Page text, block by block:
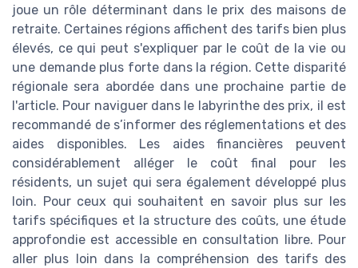
joue un rôle déterminant dans le prix des maisons de
retraite. Certaines régions affichent des tarifs bien plus
élevés, ce qui peut s'expliquer par le coût de la vie ou
une demande plus forte dans la région. Cette disparité
régionale sera abordée dans une prochaine partie de
l'article. Pour naviguer dans le labyrinthe des prix, il est
recommandé de s’informer des réglementations et des
aides disponibles. Les aides financières peuvent
considérablement alléger le coût final pour les
résidents, un sujet qui sera également développé plus
loin. Pour ceux qui souhaitent en savoir plus sur les
tarifs spécifiques et la structure des coûts, une étude
approfondie est accessible en consultation libre. Pour
aller plus loin dans la compréhension des tarifs des